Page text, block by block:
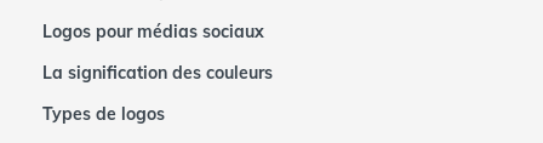
Logos pour médias sociaux
La signification des couleurs
Types de logos